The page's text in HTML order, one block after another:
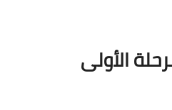
الأولى